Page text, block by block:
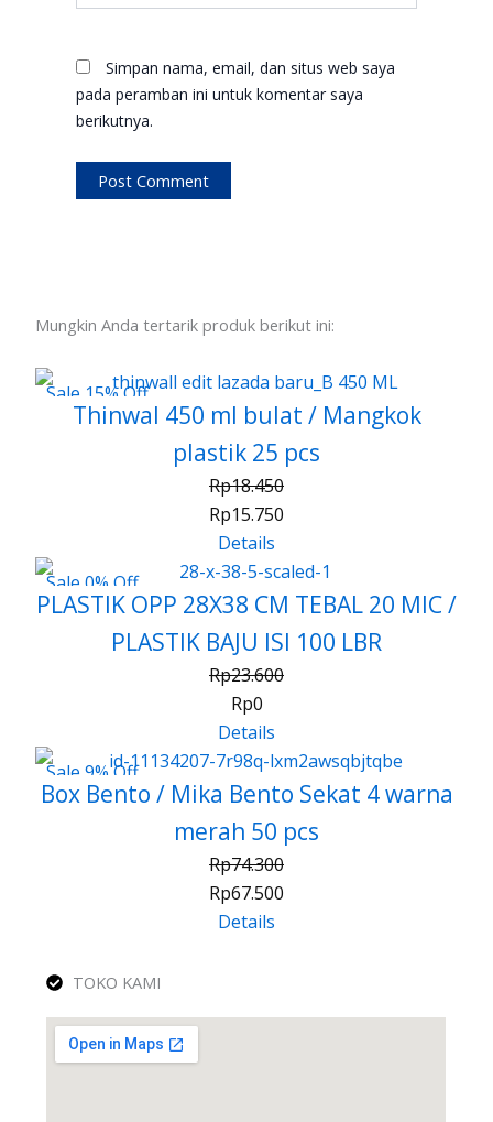
Simpan nama, email, dan situs web saya
pada peramban ini untuk komentar saya
berikutnya.
Mungkin Anda tertarik produk berikut ini:
Sale 15% Off
Thinwal 450 ml bulat / Mangkok
plastik 25 pcs
Rp18.450
Rp15.750
Details
Sale 0% Off
PLASTIK OPP 28X38 CM TEBAL 20 MIC /
PLASTIK BAJU ISI 100 LBR
Rp23.600
Rp0
Details
Sale 9% Off
Box Bento / Mika Bento Sekat 4 warna
merah 50 pcs
Rp74.300
Rp67.500
Details
TOKO KAMI